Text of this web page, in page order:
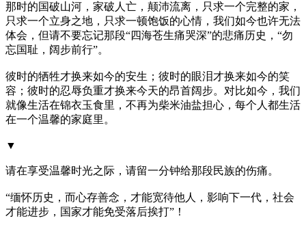
那时的国破山河，家破人亡，颠沛流离，只求一个完整的家，
只求一个立身之地，只求一顿饱饭的心情，我们如今也许无法
体会，但请不要忘记那段“四海苍生痛哭深”的悲痛历史，“勿
忘国耻，阔步前行”。
彼时的牺牲才换来如今的安生；彼时的眼泪才换来如今的笑
容；彼时的忍辱负重才换来今天的昂首阔步。对比如今，我们
就像生活在锦衣玉食里，不再为柴米油盐担心，每个人都生活
在一个温馨的家庭里。
▼
请在享受温馨时光之际，请留一分钟给那段民族的伤痛。
“缅怀历史，而心存善念，才能宽待他人，影响下一代，社会
才能进步，国家才能免受落后挨打”！